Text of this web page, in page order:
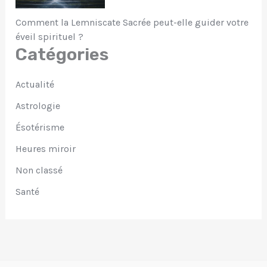
Comment la Lemniscate Sacrée peut-elle guider votre
éveil spirituel ?
Catégories
Actualité
Astrologie
Ésotérisme
Heures miroir
Non classé
Santé